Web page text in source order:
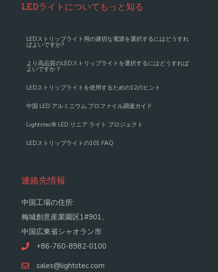
LEDライトについてもっと知る
LEDストリップライト用の適切な電源を選択するにはどうすれ
ばよいですか?
より高品質のLEDストリップライトを選択するにはどうすれば
よいですか？
LEDストリップライトを使用するための12のヒント
中国 LED アルミニウム プロファイル調達ガイド
Lightstec® LED リニア ライト プロジェクト
LEDストリップライトの101 FAQ
連絡先情報
中国工場の住所:
梅城創意産業園区1#901、
中国広東省シャオラン市
+86-760-8982-0100
sales@lightstec.com